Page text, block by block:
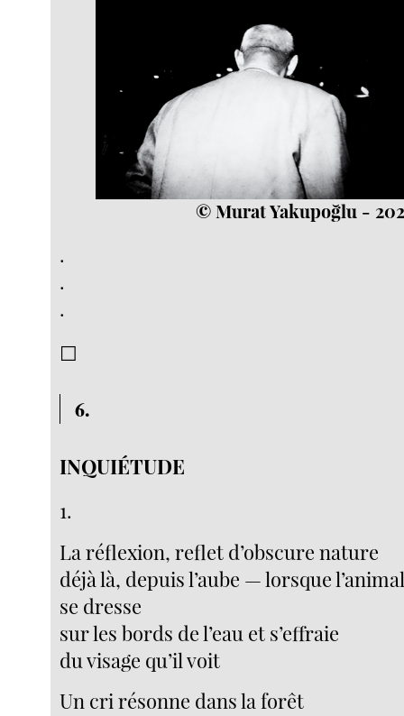
© Murat Yakupoğlu -
.
.
.
☐
6.
INQUIÉTUDE
1.
La réflexion, reflet d’obscure nature
déjà là, depuis l’aube — lorsque
se dresse
sur les bords de l’eau et s’effraie
du visage qu’il voit
Un cri résonne dans la forêt